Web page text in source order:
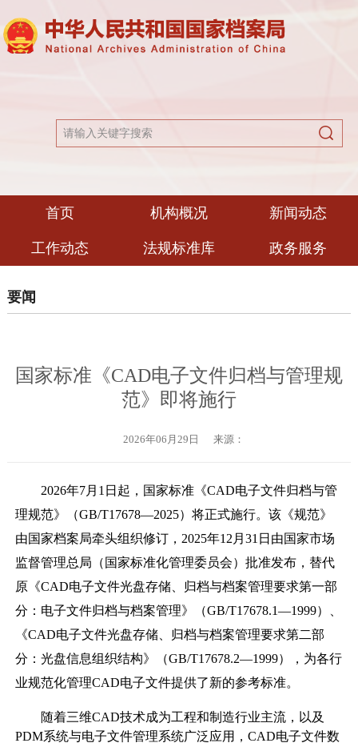
首页 机构概况 新闻动态
工作动态 法规标准库 政务服务
要闻
国家标准《CAD电子文件归档与管理规
范》即将施行
2026年06月29日 来源：
2026年7月1日起，国家标准《CAD电子文件归档与管
理规范》（GB/T17678—2025）将正式施行。该《规范》
由国家档案局牵头组织修订，2025年12月31日由国家市场
监督管理总局（国家标准化管理委员会）批准发布，替代
原《CAD电子文件光盘存储、归档与档案管理要求第一部
分：电子文件归档与档案管理》（GB/T17678.1—1999）、
《CAD电子文件光盘存储、归档与档案管理要求第二部
分：光盘信息组织结构》（GB/T17678.2—1999），为各行
业规范化管理CAD电子文件提供了新的参考标准。
随着三维CAD技术成为工程和制造行业主流，以及
PDM系统与电子文件管理系统广泛应用，CAD电子文件数